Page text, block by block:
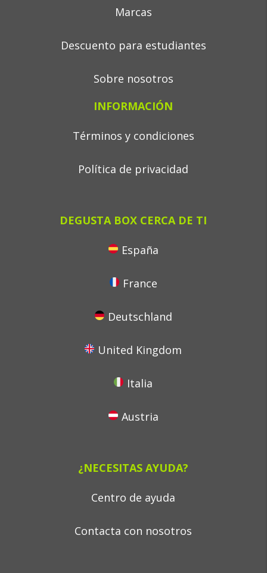
Marcas
Descuento para estudiantes
Sobre nosotros
INFORMACIÓN
Términos y condiciones
Política de privacidad
DEGUSTA BOX CERCA DE TI
España
France
Deutschland
United Kingdom
Italia
Austria
¿NECESITAS AYUDA?
Centro de ayuda
Contacta con nosotros